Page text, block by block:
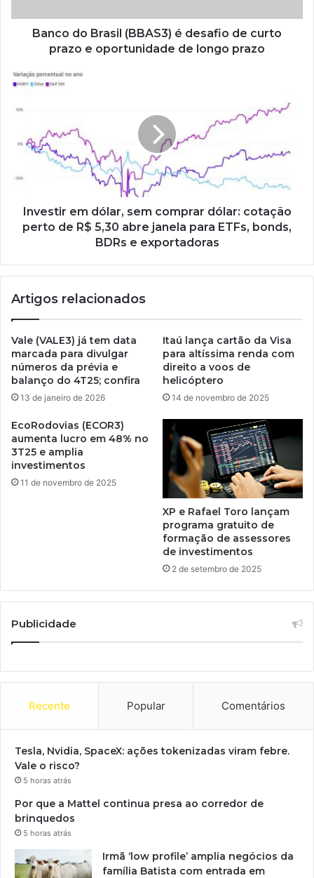
Banco do Brasil (BBAS3) é desafio de curto
prazo e oportunidade de longo prazo
Investir em dólar, sem comprar dólar: cotação
perto de R$ 5,30 abre janela para ETFs, bonds,
BDRs e exportadoras
Artigos relacionados
Vale (VALE3) já tem data
marcada para divulgar
números da prévia e
balanço do 4T25; confira
13 de janeiro de 2026
Itaú lança cartão da Visa
para altíssima renda com
direito a voos de
helicóptero
14 de novembro de 2025
EcoRodovias (ECOR3)
aumenta lucro em 48% no
3T25 e amplia
investimentos
11 de novembro de 2025
XP e Rafael Toro lançam
programa gratuito de
formação de assessores
de investimentos
2 de setembro de 2025
Publicidade
Recente Popular Comentários
Tesla, Nvidia, SpaceX: ações tokenizadas viram febre.
Vale o risco?
5 horas atrás
Por que a Mattel continua presa ao corredor de
brinquedos
5 horas atrás
Irmã ‘low profile’ amplia negócios da
família Batista com entrada em